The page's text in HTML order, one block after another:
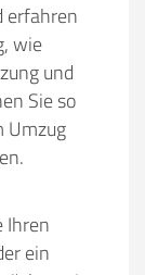
.
Arbeitszeit
erfahren
wie
und
Sie so
Umzug
Ihren
ein